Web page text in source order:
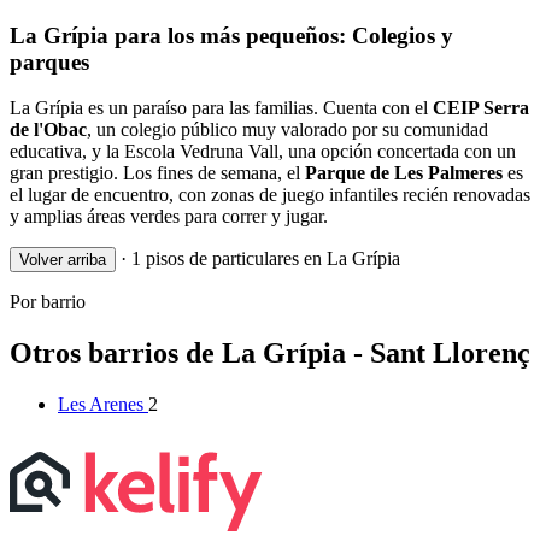
La Grípia para los más pequeños: Colegios y
parques
La Grípia es un paraíso para las familias. Cuenta con el CEIP Serra
de l'Obac, un colegio público muy valorado por su comunidad
educativa, y la Escola Vedruna Vall, una opción concertada con un
gran prestigio. Los fines de semana, el Parque de Les Palmeres es
el lugar de encuentro, con zonas de juego infantiles recién renovadas
y amplias áreas verdes para correr y jugar.
Volver arriba · 1 pisos de particulares en La Grípia
Por barrio
Otros barrios de La Grípia - Sant Llorenç
Les Arenes 2